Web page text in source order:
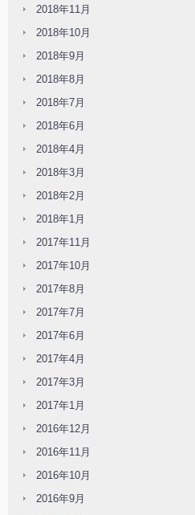
2018年11月
2018年10月
2018年9月
2018年8月
2018年7月
2018年6月
2018年4月
2018年3月
2018年2月
2018年1月
2017年11月
2017年10月
2017年8月
2017年7月
2017年6月
2017年4月
2017年3月
2017年1月
2016年12月
2016年11月
2016年10月
2016年9月